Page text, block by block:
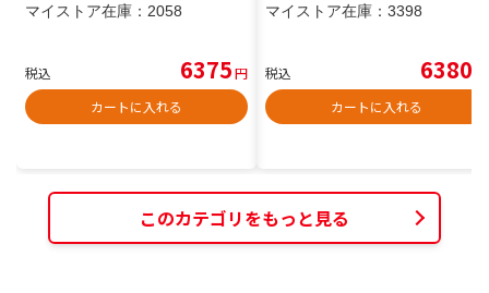
マイストア在庫： 2058
税込 6375円
カートに入れる
マイストア在庫： 3398
税込 6380
カートに入れる
このカテゴリをもっと見る